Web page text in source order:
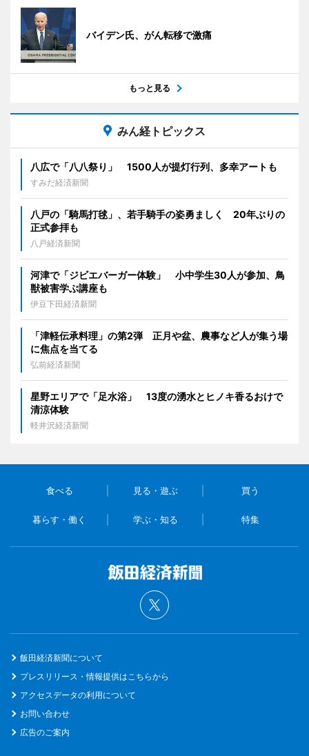
バイデン氏、がん転移で激痛
もっと見る
みん経トピックス
八広で「八八祭り」 1500人が提灯行列、多幸アートも
すみだ経済新聞
八戸の「騎馬打毬」、若手騎手の姿勇ましく 20年ぶりの
正式参拝も
八戸経済新聞
河津で「ジビエバーガー体験」 小中学生30人が参加、鳥
獣被害学ぶ講座も
伊豆下田経済新聞
「津軽伝承料理」の第2弾 正月や盆、農事など人が集う場
に焦点を当てる
弘前経済新聞
星野エリアで「足水浴」 13度の湧水とヒノキ香るおけで
清涼体験
軽井沢経済新聞
食べる 見る・遊ぶ 買う
暮らす・働く 学ぶ・知る 特集
飯田経済新聞について
プレスリリース・情報提供はこちらから
アクセスデータの利用について
お問い合わせ
広告のご案内